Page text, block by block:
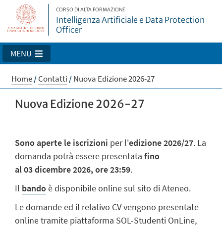
CORSO DI ALTA FORMAZIONE
Intelligenza Artificiale e Data Protection
Officer
MENU
Home/Contatti /Nuova Edizione 2026-27
Nuova Edizione 2026-27
Sono aperte le iscrizioni per l'edizione 2026/27. La
domanda potrà essere presentata fino
al 03 dicembre 2026, ore 23:59.
Il bandoè disponibile online sul sito di Ateneo.
Le domande ed il relativo CV vengono presentate
online tramite piattaforma SOL-Studenti OnLine,